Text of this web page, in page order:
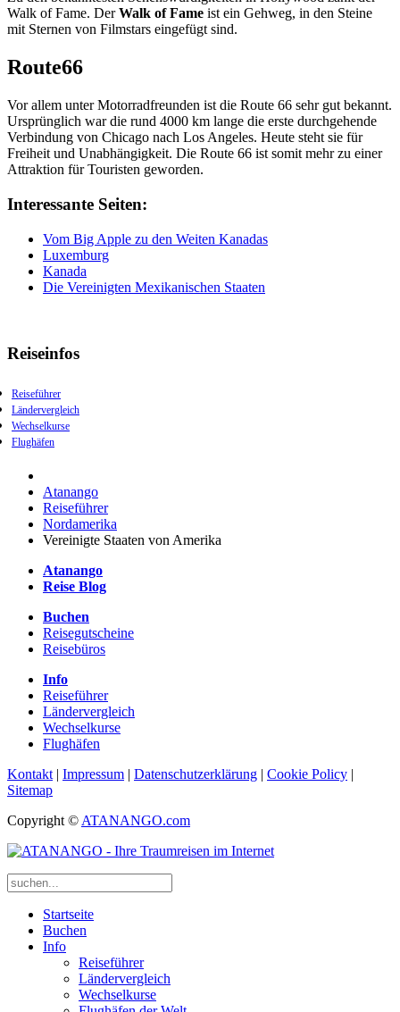
Walk of Fame. DerWalk of Fame ist ein Gehweg, in den Steine
mit Sternen von Filmstars eingefügt sind.
Route66
Vor allem unter Motorradfreunden ist die Route 66 sehr gut bekannt.
Ursprünglich war die rund 4000 km lange die erste durchgehende
Verbindung von Chicago nach Los Angeles. Heute steht sie für
Freiheit und Unabhängigkeit. Die Route 66 ist somit mehr zu einer
Attraktion für Touristen geworden.
Interessante Seiten:
Vom Big Apple zu den Weiten Kanadas
Luxemburg
Kanada
Die Vereinigten Mexikanischen Staaten
Reiseinfos
Reiseführer
Ländervergleich
Wechselkurse
Flughäfen
Atanango
Reiseführer
Nordamerika
Vereinigte Staaten von Amerika
Atanango
Reise Blog
Buchen
Reisegutscheine
Reisebüros
Info
Reiseführer
Ländervergleich
Wechselkurse
Flughäfen
Kontakt | Impressum | Datenschutzerklärung | Cookie Policy |
Sitemap
Copyright © ATANANGO.com
Startseite
Buchen
Info
Reiseführer
Ländervergleich
Wechselkurse